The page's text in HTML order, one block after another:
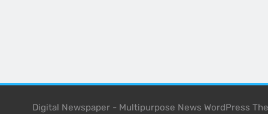
Digital Newspaper - Multipurpose News WordPress